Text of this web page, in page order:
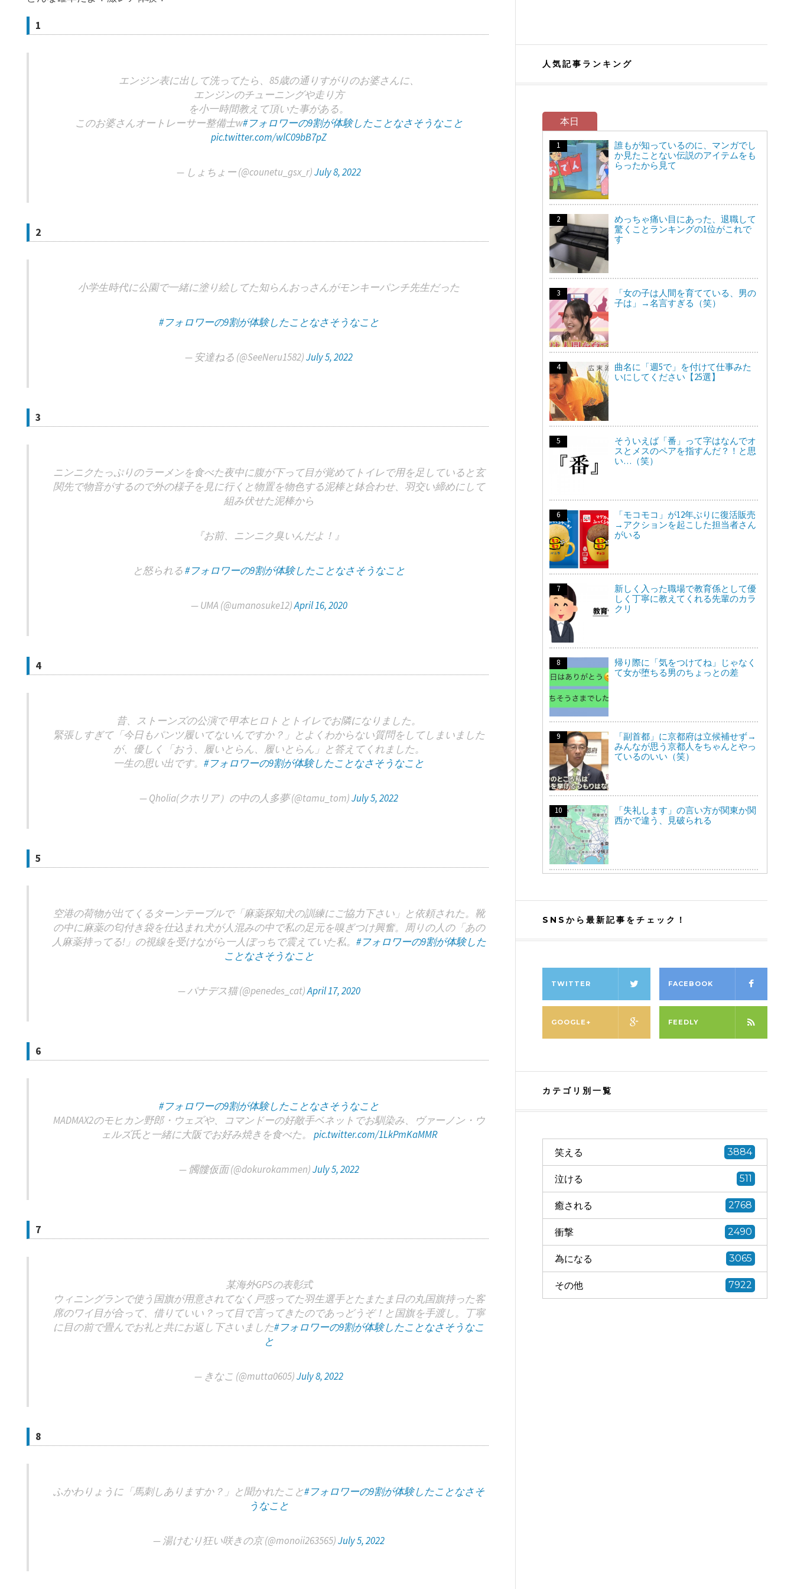
1
エンジン表に出して洗ってたら、85歳の通りすがりのお婆さんに、
エンジンのチューニングや走り方
を小一時間教えて頂いた事がある。
このお婆さんオートレーサー整備士w#フォロワーの9割が体験したことなさそうなこと
pic.twitter.com/wlC09bB7pZ
— しょちょー (@counetu_gsx_r)July 8, 2022
2
小学生時代に公園で一緒に塗り絵してた知らんおっさんがモンキーパンチ先生だった
#フォロワーの9割が体験したことなさそうなこと
— 安達ねる (@SeeNeru1582)July 5, 2022
3
ニンニクたっぷりのラーメンを食べた夜中に腹が下って目が覚めてトイレで用を足していると玄
関先で物音がするので外の様子を見に行くと物置を物色する泥棒と鉢合わせ、羽交い締めにして
組み伏せた泥棒から
『お前、ニンニク臭いんだよ！』
と怒られる#フォロワーの9割が体験したことなさそうなこと
— UMA (@umanosuke12)April 16, 2020
4
昔、ストーンズの公演で 甲本ヒロト とトイレでお隣になりました。
緊張しすぎて「今日もパンツ履いてないんですか？」とよくわからない質問をしてしまいました
が、優しく「おう、履いとらん、履いとらん」と答えてくれました。
一生の思い出です。#フォロワーの9割が体験したことなさそうなこと
— Qholia(クホリア）の中の人多夢 (@tamu_tom)July 5, 2022
5
空港の荷物が出てくるターンテーブルで「麻薬探知犬の訓練にご協力下さい」と依頼された。靴
の中に麻薬の匂付き袋を仕込まれ犬が人混みの中で私の足元を嗅ぎつけ興奮。周りの人の「あの
人麻薬持ってる!」の視線を受けながら一人ぼっちで震えていた私。 #フォロワーの9割が体験した
ことなさそうなこと
— パナデス猫 (@penedes_cat)April 17, 2020
6
#フォロワーの9割が体験したことなさそうなこと
MADMAX2のモヒカン野郎・ウェズや、コマンドーの好敵手ベネットでお馴染み、ヴァーノン・ウ
ェルズ氏と一緒に大阪でお好み焼きを食べた。 pic.twitter.com/1LkPmKaMMR
— 髑髏仮面 (@dokurokammen)July 5, 2022
7
某海外GPSの表彰式
ウィニングランで使う国旗が用意されてなく戸惑ってた羽生選手とたまたま日の丸国旗持った客
席のワイ目が合って、借りていい？って目で言ってきたのであっどうぞ！と国旗を手渡し。丁寧
に目の前で畳んでお礼と共にお返し下さいました#フォロワーの9割が体験したことなさそうなこ
と
— きなこ (@mutta0605)July 8, 2022
8
ふかわりょうに「馬刺しありますか？」と聞かれたこと#フォロワーの9割が体験したことなさそ
うなこと
— 湯けむり狂い咲きの京 (@monoii263565)July 5, 2022
人気記事ランキング
本日
誰もが知っているのに、マンガでし
か見たことない伝説のアイテムをも
らったから見て
めっちゃ痛い目にあった、退職して
驚くことランキングの1位がこれで
す
「女の子は人間を育てている、男の
子は」→名言すぎる（笑）
曲名に「週5で」を付けて仕事みた
いにしてください【25選】
そういえば「番」って字はなんでオ
スとメスのペアを指すんだ？！と思
い…（笑）
「モコモコ」が12年ぶりに復活販売
→アクションを起こした担当者さん
がいる
新しく入った職場で教育係として優
しく丁寧に教えてくれる先輩のカラ
クリ
帰り際に「気をつけてね」じゃなく
て女が堕ちる男のちょっとの差
「副首都」に京都府は立候補せず→
みんなが思う京都人をちゃんとやっ
ているのいい（笑）
「失礼します」の言い方が関東か関
西かで違う、見破られる
SNSから最新記事をチェック！
TWITTER FACEBOOK
GOOGLE+ FEEDLY
カテゴリ別一覧
笑える 3884
泣ける 511
癒される 2768
衝撃 2490
為になる 3065
その他 7922